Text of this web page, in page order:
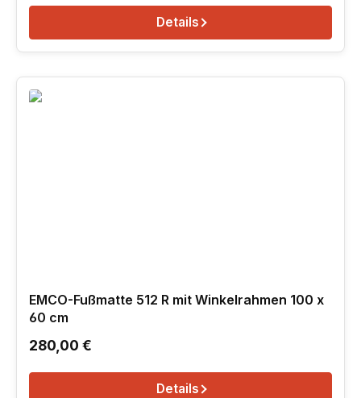
Details
EMCO-Fußmatte 512 R mit Winkelrahmen 100 x
60 cm
Regulärer Preis:
280,00 €
Details